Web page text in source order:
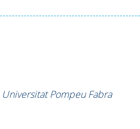
Universitat Pompeu Fabra